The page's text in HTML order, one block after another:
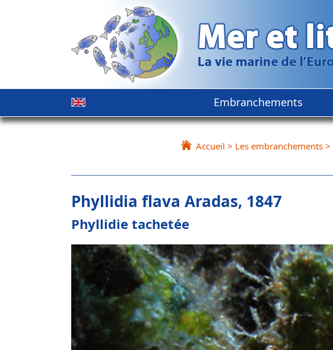
Embranchements
Accueil > Les embranchements >
Phyllidia flava Aradas, 1847
Phyllidie tachetée